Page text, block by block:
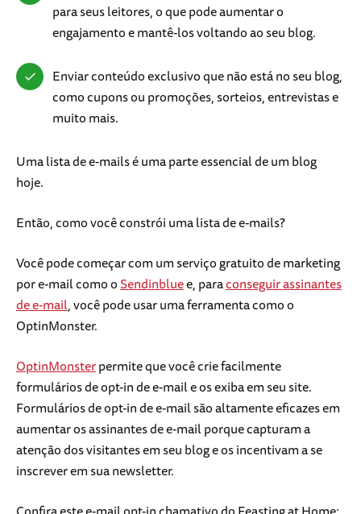
para seus leitores, o que pode aumentar o
engajamento e mantê-los voltando ao seu blog.
Enviar conteúdo exclusivo que não está no seu blog,
como cupons ou promoções, sorteios, entrevistas e
muito mais.
Uma lista de e-mails é uma parte essencial de um blog
hoje.
Então, como você constrói uma lista de e-mails?
Você pode começar com um serviço gratuito de marketing
por e-mail como oSendinbluee, paraconseguir assinantes
de e-mail, você pode usar uma ferramenta como o
OptinMonster.
OptinMonsterpermite que você crie facilmente
formulários de opt-in de e-mail e os exiba em seu site.
Formulários de opt-in de e-mail são altamente eficazes em
aumentar os assinantes de e-mail porque capturam a
atenção dos visitantes em seu blog e os incentivam a se
inscrever em sua newsletter.